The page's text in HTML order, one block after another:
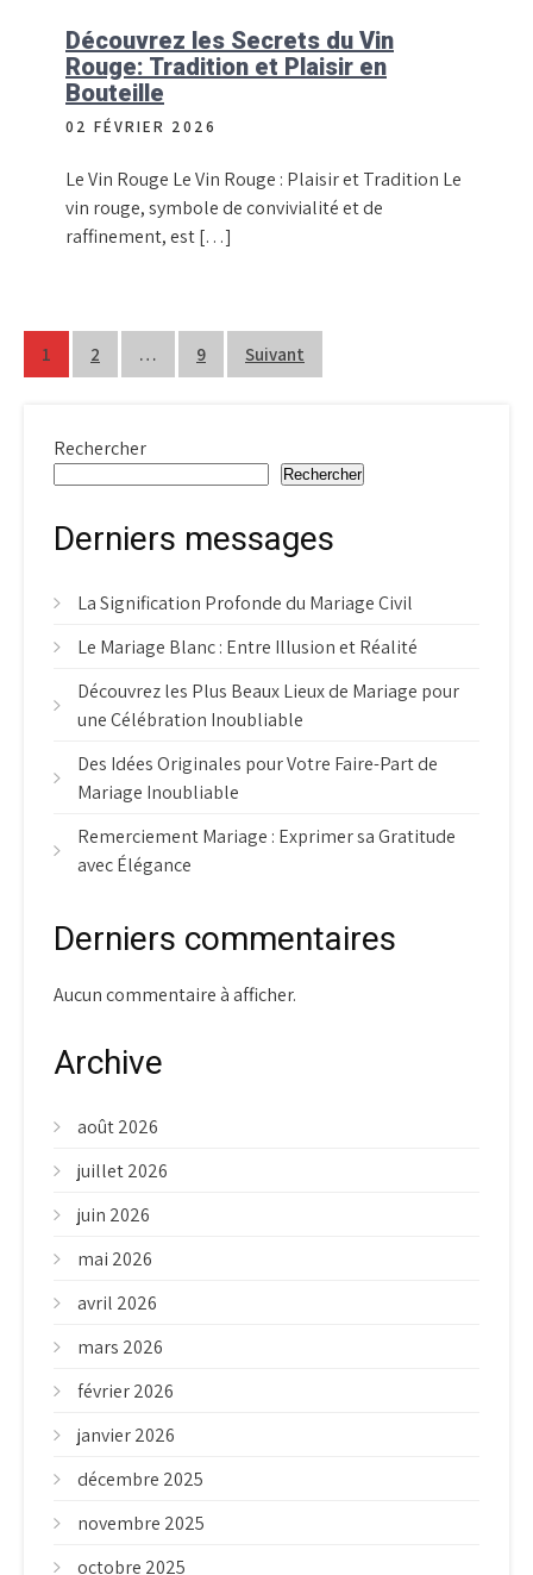
Découvrez les Secrets du Vin
Rouge: Tradition et Plaisir en
Bouteille
02 FÉVRIER 2026
Le Vin Rouge Le Vin Rouge : Plaisir et Tradition Le
vin rouge, symbole de convivialité et de
raffinement, est […]
Pagination
1 2 … 9 Suivant
Rechercher
Rechercher
Derniers messages
La Signification Profonde du Mariage Civil
Le Mariage Blanc : Entre Illusion et Réalité
Découvrez les Plus Beaux Lieux de Mariage pour
une Célébration Inoubliable
Des Idées Originales pour Votre Faire-Part de
Mariage Inoubliable
Remerciement Mariage : Exprimer sa Gratitude
avec Élégance
Derniers commentaires
Aucun commentaire à afficher.
Archive
août 2026
juillet 2026
juin 2026
mai 2026
avril 2026
mars 2026
février 2026
janvier 2026
décembre 2025
novembre 2025
octobre 2025